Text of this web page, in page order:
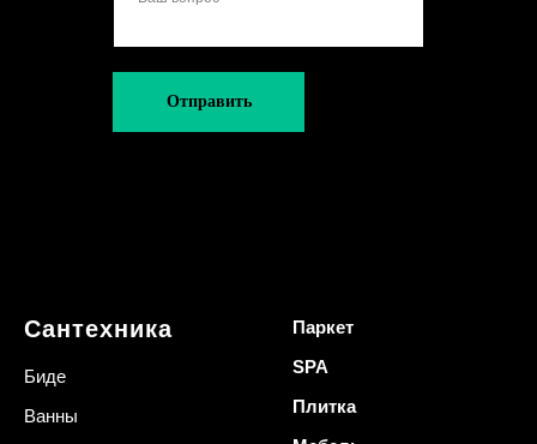
Отправить
Сантехника
Биде
Ванны
Паркет
SPA
Плитка